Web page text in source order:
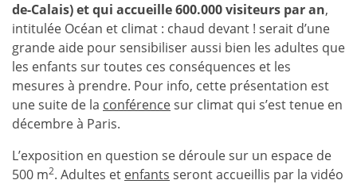
de-Calais) et qui accueille 600.000 visiteurs par an,
intitulée Océan et climat : chaud devant ! serait d’une
grande aide pour sensibiliser aussi bien les adultes que
les enfants sur toutes ces conséquences et les
mesures à prendre. Pour info, cette présentation est
une suite de la conférencesur climat qui s’est tenue en
décembre à Paris.
L’exposition en question se déroule sur un espace de
500 m2. Adultes et enfants seront accueillis par la vidéo